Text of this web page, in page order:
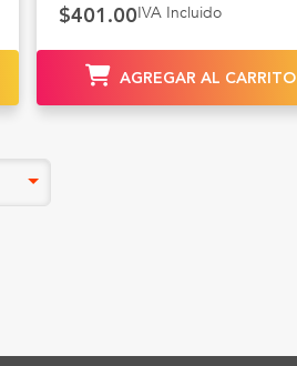
$401.00IVA Incluido
AGREGAR AL CARRITO